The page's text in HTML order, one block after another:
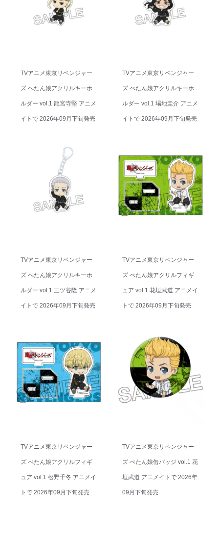
TVアニメ東京リベンジャー
ズ ぺたん娘アクリルキーホ
ルダー vol.1 龍宮寺堅 アニメ
イトで 2026年09月下旬発売
TVアニメ東京リベンジャー
ズ ぺたん娘アクリルキーホ
ルダー vol.1 場地圭介 アニメ
イトで 2026年09月下旬発売
TVアニメ東京リベンジャー
ズ ぺたん娘アクリルキーホ
ルダー vol.1 三ツ谷隆 アニメ
イトで 2026年09月下旬発売
TVアニメ東京リベンジャー
ズ ぺたん娘アクリルフィギ
ュア vol.1 花垣武道 アニメイ
トで 2026年09月下旬発売
TVアニメ東京リベンジャー
ズ ぺたん娘アクリルフィギ
ュア vol.1 松野千冬 アニメイ
トで 2026年09月下旬発売
TVアニメ東京リベンジャー
ズ ぺたん娘缶バッジ vol.1 花
垣武道 アニメイトで 2026年
09月下旬発売